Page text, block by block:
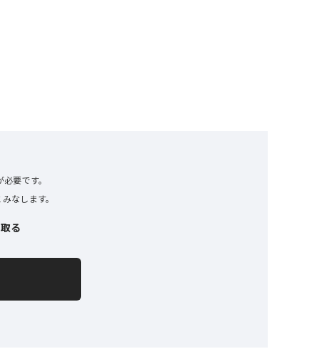
要です。
なします。
る